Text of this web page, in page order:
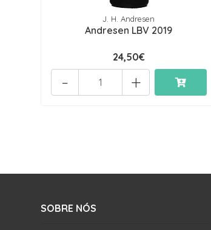
J. H. Andresen
Andresen LBV 2019
24,50€
+
-
SOBRE NÓS